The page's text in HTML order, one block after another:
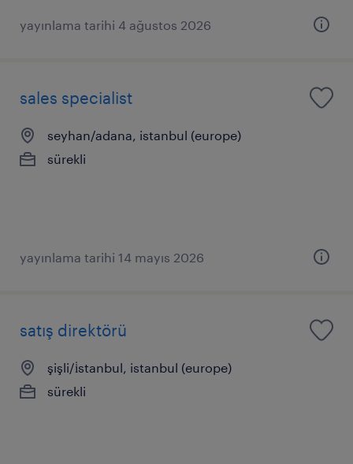
yayınlama tarihi 4 ağustos 2026
sales specialist
seyhan/adana, istanbul (europe)
sürekli
yayınlama tarihi 14 mayıs 2026
satış direktörü
şişli/i̇stanbul, istanbul (europe)
sürekli